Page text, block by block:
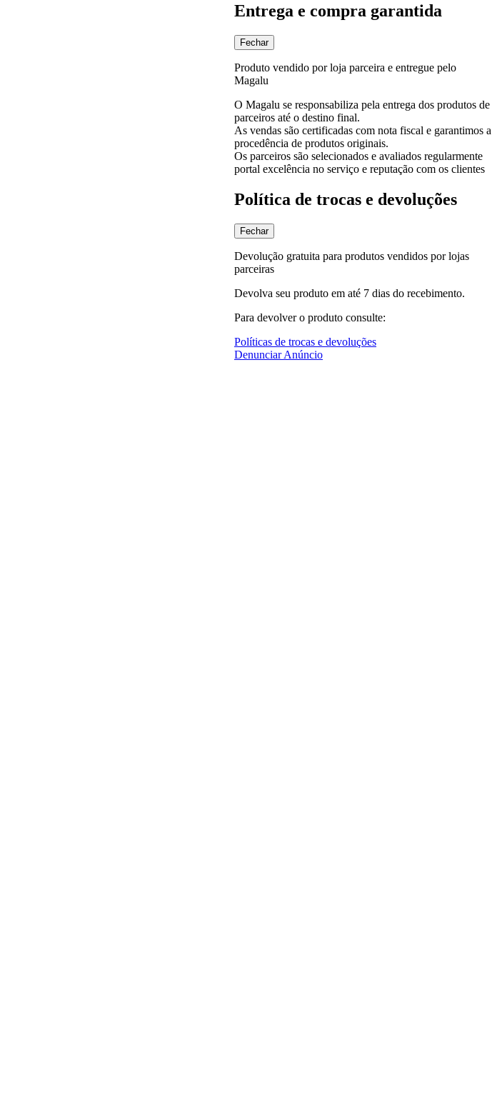
Entrega e compra garantida
Fechar
Produto vendido por loja parceira e entregue pelo
Magalu
O Magalu se responsabiliza pela entrega dos produtos de
parceiros até o destino final.
As vendas são certificadas com nota fiscal e garantimos a
procedência de produtos originais.
Os parceiros são selecionados e avaliados regularmente
portal excelência no serviço e reputação com os clientes
Política de trocas e devoluções
Fechar
Devolução gratuita para produtos vendidos por lojas
parceiras
Devolva seu produto em até 7 dias do recebimento.
Para devolver o produto consulte:
Políticas de trocas e devoluções
Denunciar Anúncio